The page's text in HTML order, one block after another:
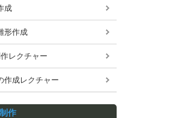
成
形作成
レクチャー
作成レクチャー
作